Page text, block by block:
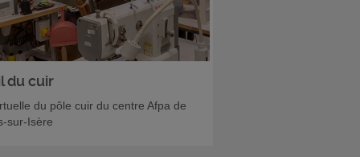
du cuir
du pôle cuir du centre Afpa de
sur-Isère